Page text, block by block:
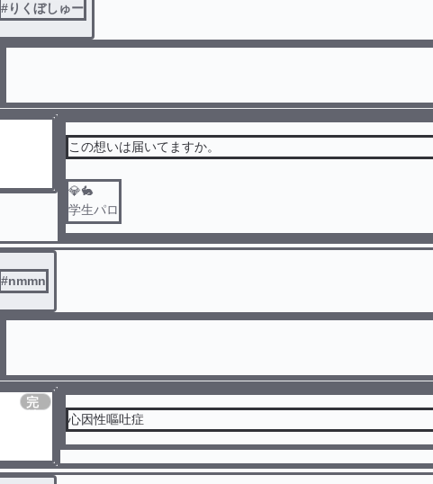
#りくぼしゅー
この想いは届いてますか。
💎🐇
学生パロ
🐇難聴
#nmmn
完
心因性嘔吐症